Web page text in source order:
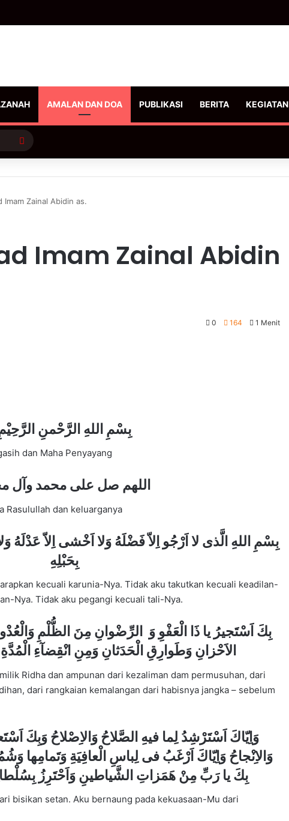
AMALAN DAN DOA PUBLIKASI BERITA KEGIATAN
Cari
Imam Zainal Abidin as.
Imam Zainal Abidin
0 164 1 Menit
بِسْمِ اللهِ الرَّحْمنِ
dan Maha Penyayang
اللهم صل على محمد وآل
Rasulullah dan keluarganya
بِسْمِ اللهِ الَّذى لا اَرْجُو اِلاّ فَضْلَهُ وَلا اَخْشى اِلاّ عَدْلَهُ
بِحَبْلِهِ
kecuali karunia-Nya. Tidak aku takutkan kecuali keadilan-
Nya. Tidak aku pegangi kecuali tali-Nya.
الاَحْزانِ وَطَوارِقِ الْحَدَثانِ وَمِنِ انْقِضآءِ
Ridha dan ampunan dari kezaliman dam permusuhan, dari
dari rangkaian kemalangan dari habisnya jangka – sebelum
وَاِيّاكَ اَسْتَرْشِدُ لِما فيهِ الصَّلاحُ وَالاِصْلاحُ وَبِكَ
وَالاِنْجاحُ وَاِيّاكَ اَرْغَبُ فى لِباسِ الْعافِيَةِ وَتَمامِها
بِكَ يا رَبِّ مِنْ هَمَزاتِ الشَّياطينِ وَاَحْتَرِزُ
bisikan setan. Aku bernaung pada kekuasaan-Mu dari